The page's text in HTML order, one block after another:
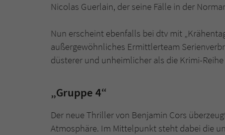
Nicolas Guerlain, der seine Fälle in der
Nun erscheint ebenfalls bei dtv mit
außergewöhnliches Ermittlerteam
düsterer und unheimlicher als die Krimi-
„Gruppe 4“
Der neue Thriller von Benjamin Cors
Atmosphäre. Im Mittelpunkt steht dabei die